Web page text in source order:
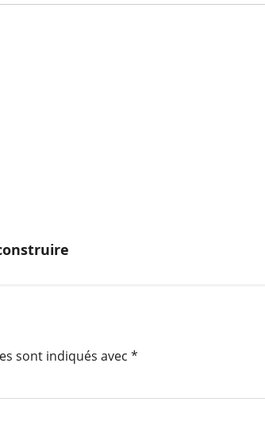
sont indiqués avec *